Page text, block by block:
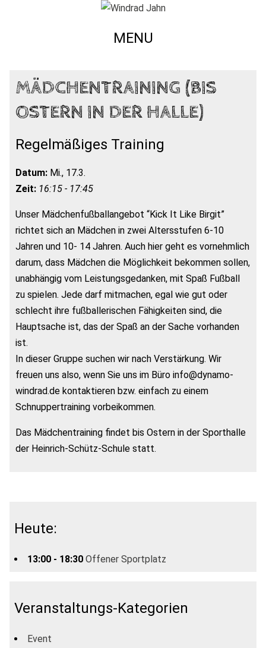
MENU
MÄDCHENTRAINING (BIS
OSTERN IN DER HALLE)
Regelmäßiges Training
Datum: Mi., 17.3.
Zeit: 16:15 - 17:45
Unser Mädchenfußballangebot “Kick It Like Birgit”
richtet sich an Mädchen in zwei Altersstufen 6-10
Jahren und 10- 14 Jahren. Auch hier geht es vornehmlich
darum, dass Mädchen die Möglichkeit bekommen sollen,
unabhängig vom Leistungsgedanken, mit Spaß Fußball
zu spielen. Jede darf mitmachen, egal wie gut oder
schlecht ihre fußballerischen Fähigkeiten sind, die
Hauptsache ist, das der Spaß an der Sache vorhanden
ist.
In dieser Gruppe suchen wir nach Verstärkung. Wir
freuen uns also, wenn Sie uns im Büro info@dynamo-
windrad.de kontaktieren bzw. einfach zu einem
Schnuppertraining vorbeikommen.
Das Mädchentraining findet bis Ostern in der Sporthalle
der Heinrich-Schütz-Schule statt.
Heute:
13:00 - 18:30 Offener Sportplatz
Veranstaltungs-Kategorien
Event